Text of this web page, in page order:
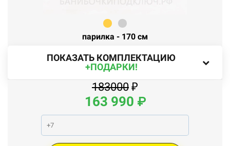
парилка - 170 см
ПОКАЗАТЬ КОМПЛЕКТАЦИЮ
+ПОДАРКИ!
183000 ₽
163 990 ₽